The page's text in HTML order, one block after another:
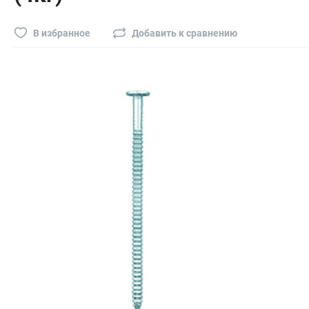
Биты на шуруповёрт
Электроды, сварочная техника
Электроды сварочные
Инверторы, сварочная техника
Маски сварщика
Зеркало сварщика
В избранное Добавить к сравнению